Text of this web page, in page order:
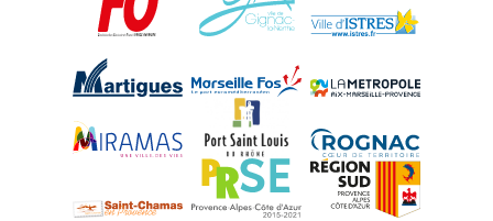
Port-Saint-Louis
Saint-Chamas PRSE Région Sud